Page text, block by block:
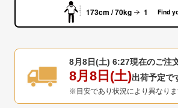
173cm / 70kg 1 Find
8月8日(土) 6:27現在のご注
8月8日(土)出荷予定で
※目安であり状況により異なり